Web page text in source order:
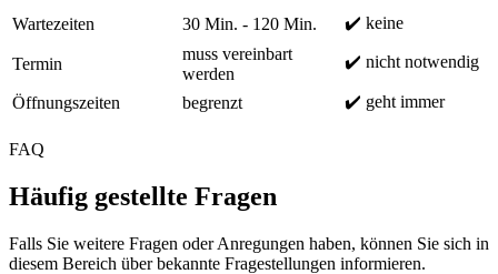
Wartezeiten
30 Min. - 120 Min. ✔️ keine
Termin
muss vereinbart
werden
✔️ nicht notwendig
Öffnungszeiten begrenzt ✔️ geht immer
FAQ
Häufig gestellte Fragen
Falls Sie weitere Fragen oder Anregungen haben, können Sie sich in
diesem Bereich über bekannte Fragestellungen informieren.